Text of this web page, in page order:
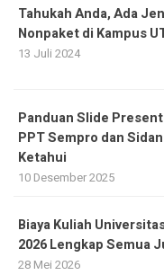
Tahukah Anda, Ada
Nonpaket di Kampus
13 Juli 2024
Panduan Slide
PPT Sempro dan
Ketahui
10 Desember 2025
Biaya Kuliah
2026 Lengkap Semua
28 Mei 2026